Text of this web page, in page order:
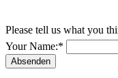
Please tell us what you
Your Name:*